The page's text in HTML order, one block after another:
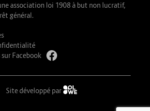
association loi 1908 à but non lucratif,
général.
Facebook
Site développé par